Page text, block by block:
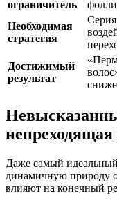
ограничитель
Необходимая
стратегия
Серия
Достижимый
результат
Даже самый
динамичную природу
влияют на конечный